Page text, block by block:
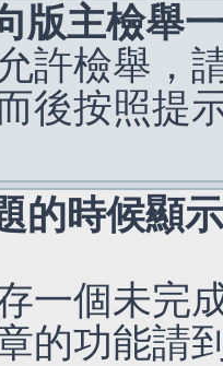
版主檢舉
許檢舉，
後按照提
的時候顯
一個未完
的功能請